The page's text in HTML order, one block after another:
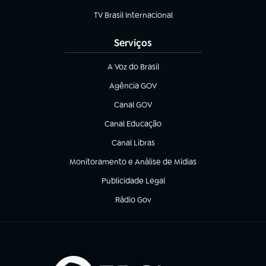
TV Brasil Internacional
(abre em nova aba)
Serviços
A Voz do Brasil
(abre em nova aba)
Agência GOV
(abre em nova aba)
Canal GOV
(abre em nova aba)
Canal Educação
(abre em nova aba)
Canal Libras
(abre em nova aba)
Monitoramento e Análise de Mídias
(abre em nova aba)
Publicidade Legal
(abre em nova aba)
Rádio Gov
(abre em nova aba)